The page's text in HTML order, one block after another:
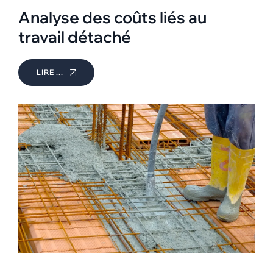
Analyse des coûts liés au
travail détaché
LIRE ...